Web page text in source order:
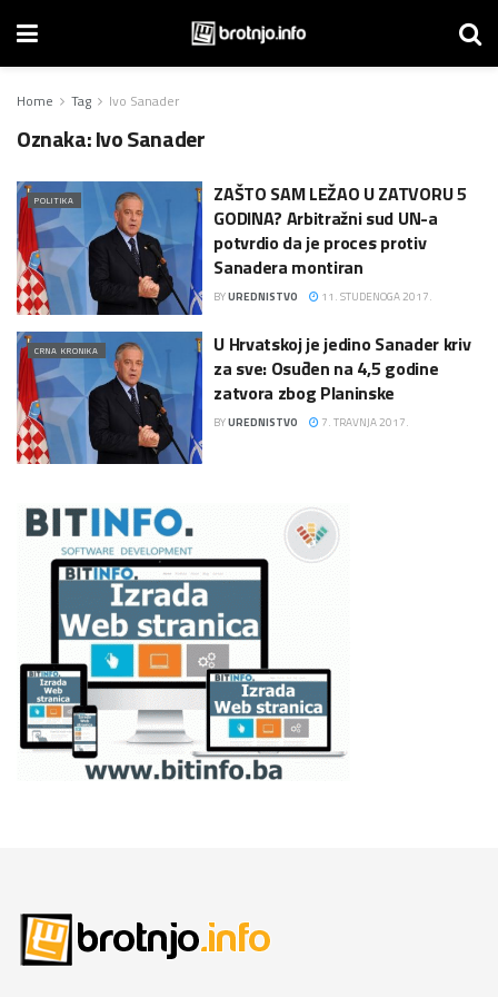
Home Tag Ivo Sanader
Oznaka:Ivo Sanader
POLITIKA
ZAŠTO SAM LEŽAO U ZATVORU 5
GODINA? Arbitražni sud UN-a
potvrdio da je proces protiv
Sanadera montiran
BYUREDNISTVO 11. STUDENOGA 2017.
CRNA KRONIKA
U Hrvatskoj je jedino Sanader kriv
za sve: Osuđen na 4,5 godine
zatvora zbog Planinske
BYUREDNISTVO 7. TRAVNJA 2017.